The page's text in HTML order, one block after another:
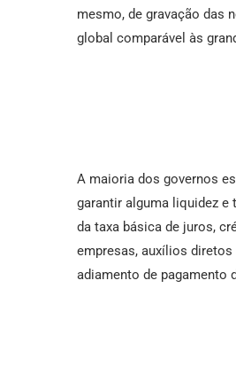
mesmo, de gravação das
global comparável às
A maioria dos governos
garantir alguma liquidez e
da taxa básica de juros,
empresas, auxílios
adiamento de pagamento